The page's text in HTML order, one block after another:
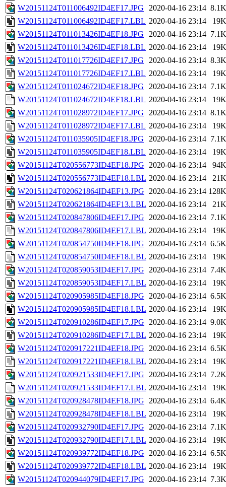
W20151124T011006492ID4EF17.JPG
2020-04-16 23:14 8.1K
W20151124T011006492ID4EF17.LBL 2020-04-16 23:14
19K
W20151124T011013426ID4EF18.JPG
2020-04-16 23:14 7.1K
W20151124T011013426ID4EF18.LBL 2020-04-16 23:14
19K
W20151124T011017726ID4EF17.JPG
2020-04-16 23:14 8.3K
W20151124T011017726ID4EF17.LBL 2020-04-16 23:14
19K
W20151124T011024672ID4EF18.JPG
2020-04-16 23:14 7.1K
W20151124T011024672ID4EF18.LBL 2020-04-16 23:14
19K
W20151124T011028972ID4EF17.JPG
2020-04-16 23:14 8.1K
W20151124T011028972ID4EF17.LBL 2020-04-16 23:14
19K
W20151124T011035905ID4EF18.JPG
2020-04-16 23:14 7.1K
W20151124T011035905ID4EF18.LBL 2020-04-16 23:14
19K
W20151124T020556773ID4EF18.JPG 2020-04-16 23:14
94K
W20151124T020556773ID4EF18.LBL 2020-04-16 23:14
21K
W20151124T020621864ID4EF13.JPG 2020-04-16 23:14 128K
W20151124T020621864ID4EF13.LBL 2020-04-16 23:14
21K
W20151124T020847806ID4EF17.JPG 2020-04-16 23:14 7.1K
W20151124T020847806ID4EF17.LBL 2020-04-16 23:14
19K
W20151124T020854750ID4EF18.JPG 2020-04-16 23:14 6.5K
W20151124T020854750ID4EF18.LBL 2020-04-16 23:14
19K
W20151124T020859053ID4EF17.JPG 2020-04-16 23:14 7.4K
W20151124T020859053ID4EF17.LBL 2020-04-16 23:14
19K
W20151124T020905985ID4EF18.JPG 2020-04-16 23:14 6.5K
W20151124T020905985ID4EF18.LBL 2020-04-16 23:14
19K
W20151124T020910286ID4EF17.JPG 2020-04-16 23:14 9.0K
W20151124T020910286ID4EF17.LBL 2020-04-16 23:14
19K
W20151124T020917221ID4EF18.JPG 2020-04-16 23:14 6.5K
W20151124T020917221ID4EF18.LBL 2020-04-16 23:14
19K
W20151124T020921533ID4EF17.JPG 2020-04-16 23:14 7.2K
W20151124T020921533ID4EF17.LBL 2020-04-16 23:14
19K
W20151124T020928478ID4EF18.JPG 2020-04-16 23:14 6.4K
W20151124T020928478ID4EF18.LBL 2020-04-16 23:14
19K
W20151124T020932790ID4EF17.JPG 2020-04-16 23:14 7.1K
W20151124T020932790ID4EF17.LBL 2020-04-16 23:14
19K
W20151124T020939772ID4EF18.JPG 2020-04-16 23:14 6.5K
W20151124T020939772ID4EF18.LBL 2020-04-16 23:14
19K
W20151124T020944079ID4EF17.JPG 2020-04-16 23:14 7.3K